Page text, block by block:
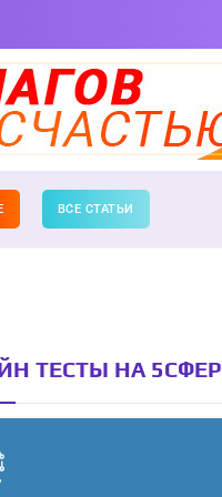
ВСЕ СТАТЬИ
ТЕСТЫ НА 5СФЕР